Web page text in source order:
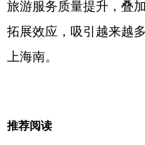
旅游服务质量提升，叠
拓展效应，吸引越来越
上海南。
推荐阅读